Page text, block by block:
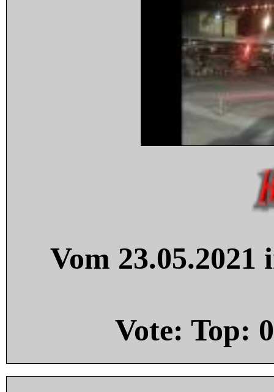
Vom
Vote: Top: 0